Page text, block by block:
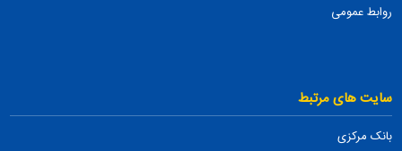
روابط عمومی
سایت های مرتبط
بانک مرکزی